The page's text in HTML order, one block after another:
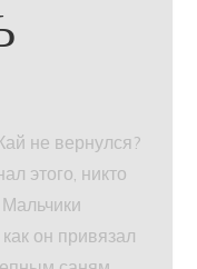
не вернулся?
этого, никто
он привязал